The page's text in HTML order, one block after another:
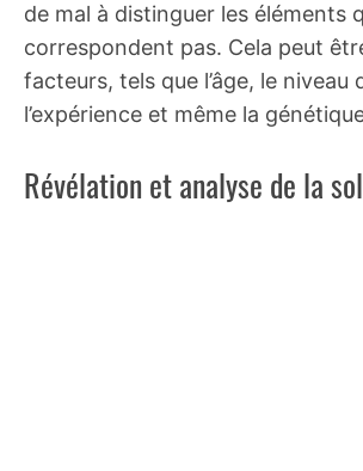
de mal à distinguer les éléments
correspondent pas. Cela peut
facteurs, tels que l’âge, le niveau
l’expérience et même la
Révélation et analyse de la